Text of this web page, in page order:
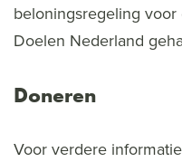
beloningsregeling
Doelen Nederland
Doneren
Voor verdere